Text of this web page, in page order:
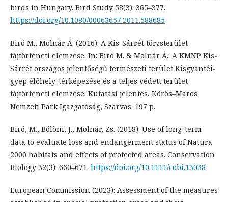
birds in Hungary. Bird Study 58(3): 365–377.
https://doi.org/10.1080/00063657.2011.588685
Biró M., Molnár Á. (2016): A Kis-Sárrét törzsterület
tájtörténeti elemzése. In: Biró M. & Molnár Á.: A KMNP Kis-
Sárrét országos jelentőségű természeti terület Kisgyantéi-
gyep élőhely-térképezése és a teljes védett terület
tájtörténeti elemzése. Kutatási jelentés, Körös–Maros
Nemzeti Park Igazgatóság, Szarvas. 197 p.
Biró, M., Bölöni, J., Molnár, Zs. (2018): Use of long-term
data to evaluate loss and endangerment status of Natura
2000 habitats and effects of protected areas. Conservation
Biology 32(3): 660–671. https://doi.org/10.1111/cobi.13038
European Commission (2023): Assessment of the measures